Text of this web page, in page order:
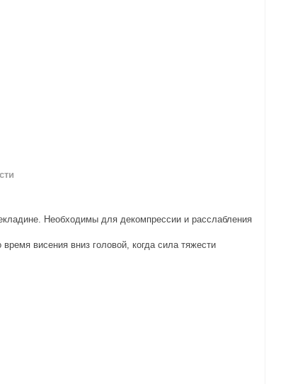
Необходимы для декомпрессии и расслабления
висения вниз головой, когда сила тяжести